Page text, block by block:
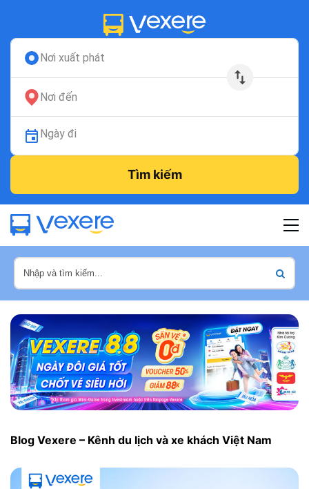
Nơi xuất phát
Nơi đến
Ngày đi
Tìm kiếm
Blog Vexere – Kênh du lịch và xe khách Việt Nam